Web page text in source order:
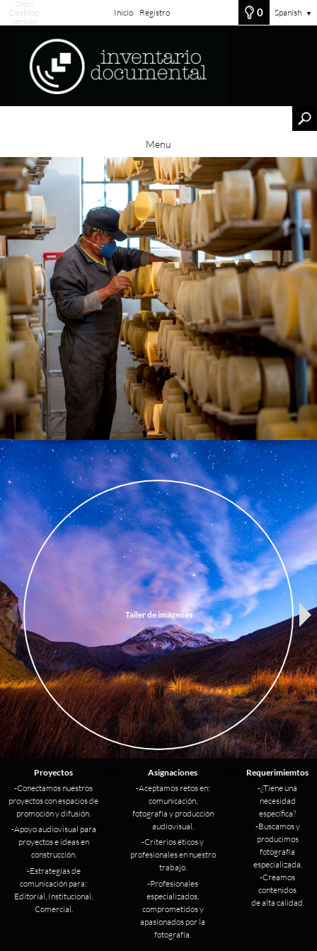
Show
Desktop
Version
Inicio Registro 0 Spanish ▼
Menu
aqui texto
Taller de imágenes
Proyectos
-Conectamos nuestros
proyectos con espacios de
promoción y difusión.
-Apoyo audiovisual para
proyectos e ideas en
construcción.
-Estrategias de
comunicación para:
Editorial, Institucional,
Comercial.
Asignaciones
-Aceptamos retos en:
comunicación,
fotografía y producción
audiovisual.
-Criterios éticos y
profesionales en nuestro
trabajo.
-Profesionales
especializados,
comprometidos y
apasionados por la
fotografía.
Requerimiemtos
-¿Tiene una
necesidad
específica?
-Buscamos y
producimos
fotografía
especializada.
-Creamos
contenidos
de alta calidad.